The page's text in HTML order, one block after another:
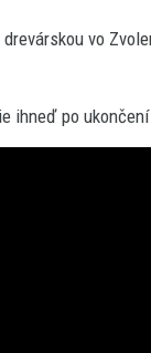
vo
ihneď po